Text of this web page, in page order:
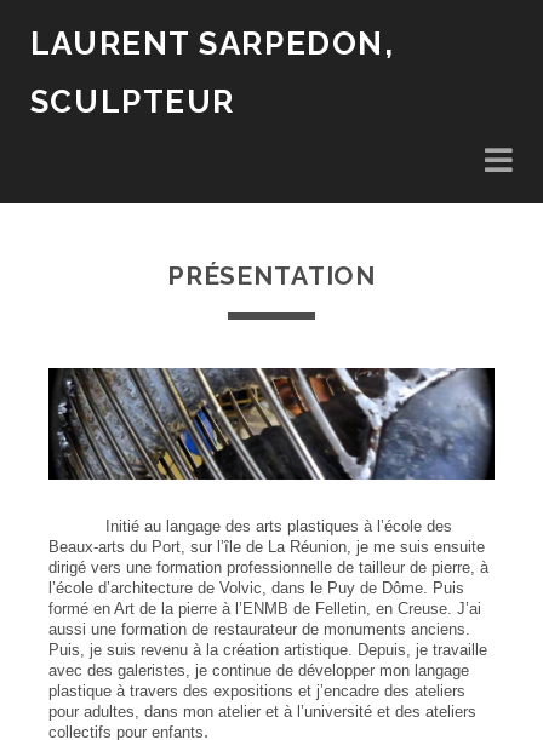
LAURENT SARPEDON,
SCULPTEUR
PRÉSENTATION
Initié au langage des arts plastiques à l’école des
Beaux-arts du Port, sur l’île de La Réunion, je me suis ensuite
dirigé vers une formation professionnelle de tailleur de pierre, à
l’école d’architecture de Volvic, dans le Puy de Dôme. Puis
formé en Art de la pierre à l’ENMB de Felletin, en Creuse. J’ai
aussi une formation de restaurateur de monuments anciens.
Puis, je suis revenu à la création artistique. Depuis, je travaille
avec des galeristes, je continue de développer mon langage
plastique à travers des expositions et j’encadre des ateliers
pour adultes, dans mon atelier et à l’université et des ateliers
collectifs pour enfants.